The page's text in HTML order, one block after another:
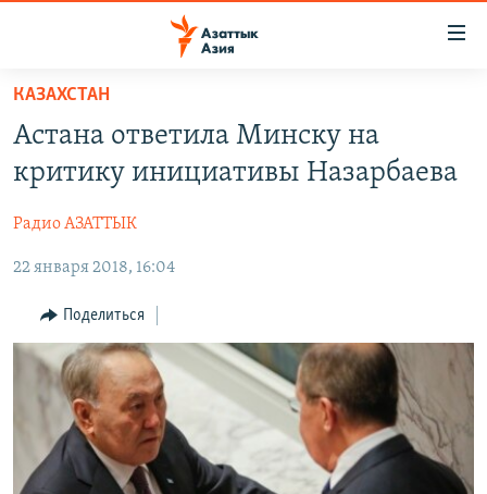
Вернуться
основному
содержанию
Вернутся
навигации
Вернутся
поиску
УЗБЕКИСТАН
ТАДЖИКИСТАН
ВОЙНА В УКРАИНЕ
НА ДРУГИХ ЯЗЫКАХ
ҚАЗАҚША
КЫРГЫЗЧА
ЎЗБЕКЧА
ТОҶИКӢ
TÜRKMENÇE
Все сайты РСЕ/РС
КАЗАХСТАН
Астана ответила Минску на
критику инициативы Назарбаева
Радио АЗАТТЫК
22 января 2018, 16:04
Поделиться